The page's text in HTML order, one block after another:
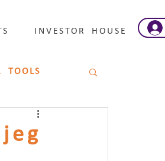
INVESTOR HOUSE
TOOLS